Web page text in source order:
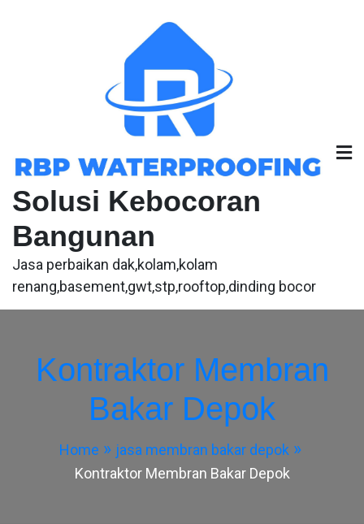
Solusi Kebocoran
Bangunan
Jasa perbaikan dak,kolam,kolam
renang,basement,gwt,stp,rooftop,dinding bocor
Kontraktor Membran
Bakar Depok
Home
jasa membran bakar depok
Kontraktor Membran Bakar Depok